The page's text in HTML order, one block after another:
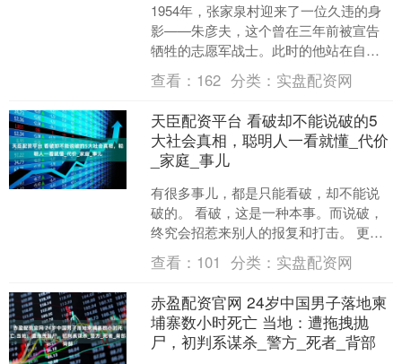
1954年，张家泉村迎来了一位久违的身
影——朱彦夫，这个曾在三年前被宣告
牺牲的志愿军战士。此时的他站在自家
的门前，双腿已经失去，双手残缺不
全，甚至还失去了一只眼....
查看： 162 分类： 实盘配资网
天臣配资平台 看破却不能说破的5
大社会真相，聪明人一看就懂_代价
_家庭_事儿
有很多事儿，都是只能看破，却不能说
破的。 看破，这是一种本事。而说破，
终究会招惹来别人的报复和打击。 更何
况，有些事儿，哪怕你不说，聪明人一
看就懂。而笨人，哪怕....
查看： 101 分类： 实盘配资网
赤盈配资官网 24岁中国男子落地柬
埔寨数小时死亡 当地：遭拖拽抛
尸，初判系谋杀_警方_死者_背部